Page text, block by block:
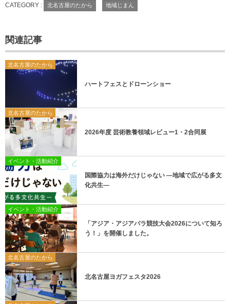
CATEGORY : 北名古屋のたから 地域じまん
関連記事
北名古屋のたから
ハートフェスとドローンショー
北名古屋のたから
2026年度 芸術教養領域レビュー1・2合同展
イベント・活動紹介
国際協力は海外だけじゃない ―地域で広がる多文
化共生―
イベント・活動紹介
「アジア・アジアパラ競技大会2026について知ろ
う！」を開催しました。
北名古屋のたから
北名古屋ヨガフェスタ2026